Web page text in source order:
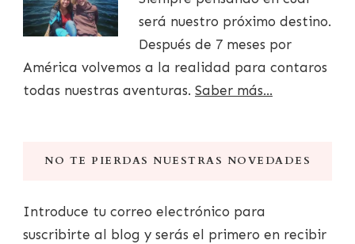
será nuestro próximo destino.
Después de 7 meses por
América volvemos a la realidad para contaros
todas nuestras aventuras. Saber más...
NO TE PIERDAS NUESTRAS NOVEDADES
Introduce tu correo electrónico para
suscribirte al blog y serás el primero en recibir